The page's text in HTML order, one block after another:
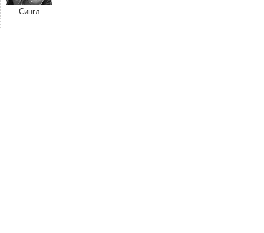
Сингл